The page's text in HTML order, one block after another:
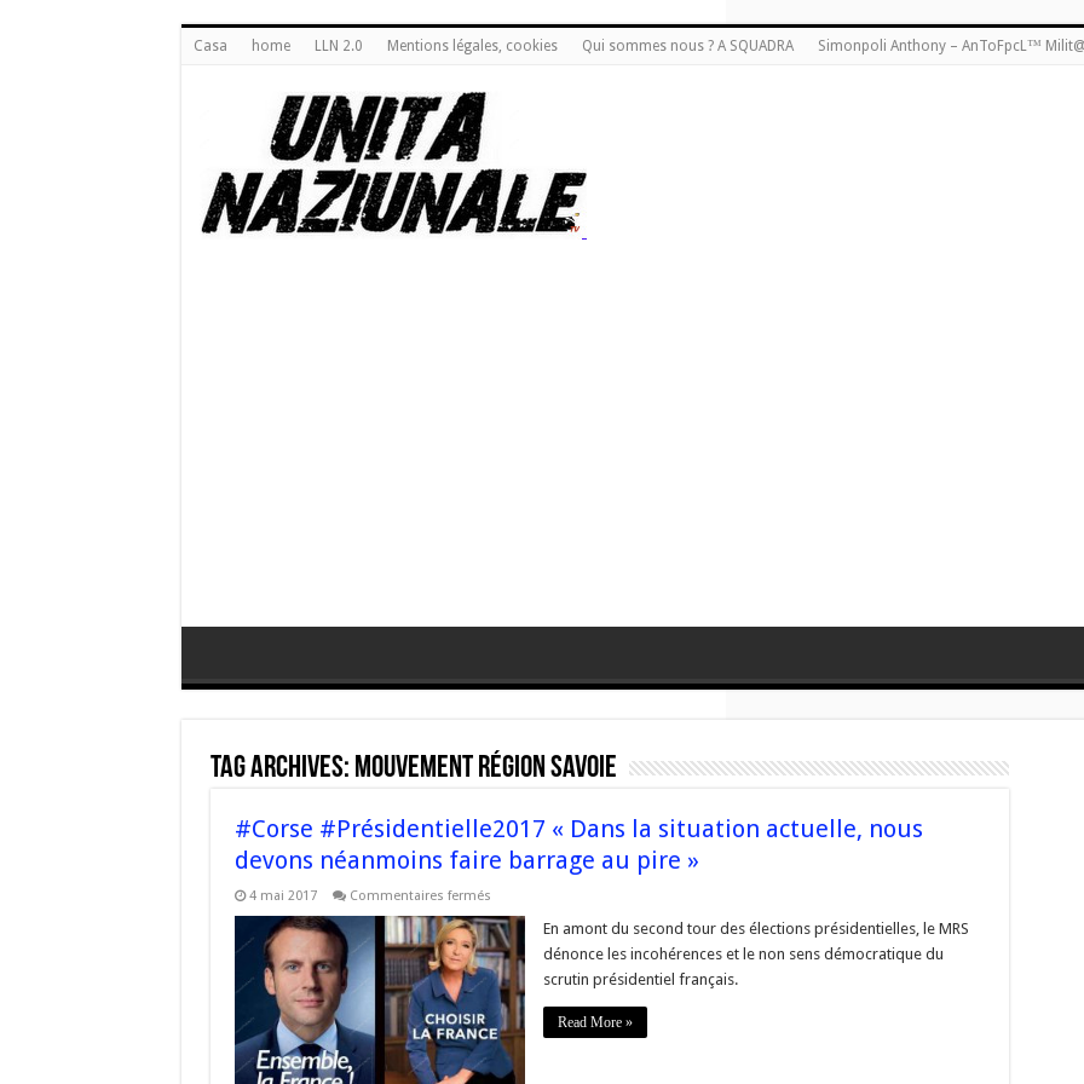
Casa home LLN 2.0 Mentions légales, cookies Qui sommes nous ? A SQUADRA Simonpoli Anthony – AnToFpcL™
Tag Archives: Mouvement Région Savoie
#Corse #Présidentielle2017 « Dans la situation actuelle, nous
devons néanmoins faire barrage au pire »
4 mai 2017 Commentaires ferméssur
#Présidentielle2017
« Dans
la
situation
actuelle,
nous
devons
néanmoins
faire
barrage
En amont du second tour des élections présidentielles, le MRS
dénonce les incohérences et le non sens démocratique du
scrutin présidentiel français.
Read More »